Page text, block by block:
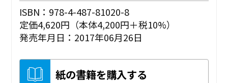
ISBN：978-4-487-81020-8
定価4,620円（本体4,200円＋税10%）
発売年月日：2017年06月26日
紙の書籍を購入する